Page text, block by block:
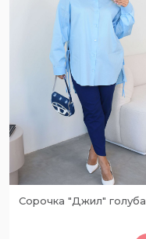
Сорочка "Джил" голуба